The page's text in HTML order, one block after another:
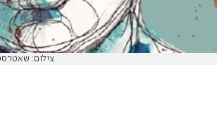
צילום: